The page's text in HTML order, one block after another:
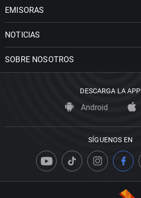
EMISORAS
NOTICIAS
SOBRE NOSOTROS
DESCARGA LA APP
Android
SÍGUENOS EN